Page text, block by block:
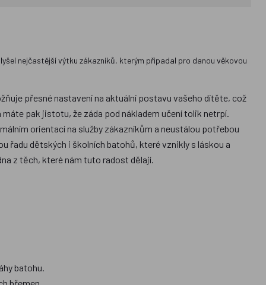
nejčastější výtku zákazníků, kterým připadal pro danou věkovou
přesné nastavení na aktuální postavu vašeho dítěte, což
pak jistotu, že záda pod nákladem učení tolik netrpí.
orientací na služby zákazníkům a neustálou potřebou
řadu dětských i školních batohů, které vznikly s láskou a
z těch, které nám tuto radost dělají.
batohu.